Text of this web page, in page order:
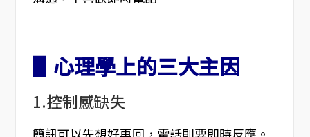
▋心理學上的三大主因
1.控制感缺失